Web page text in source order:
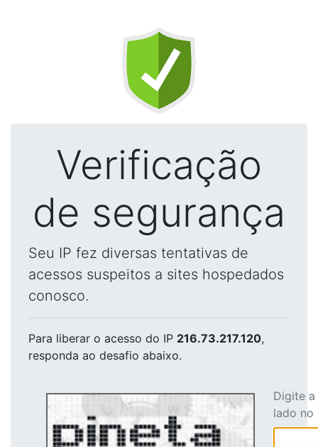
Verificação
de segurança
Seu IP fez diversas tentativas de
acessos suspeitos a sites hospedados
conosco.
Para liberar o acesso do IP 216.73.217.120,
responda ao desafio abaixo.
Digite
lado no